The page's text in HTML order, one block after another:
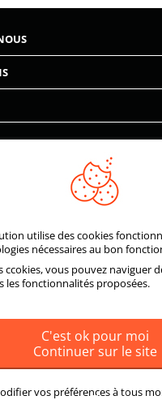
utilise des cookies
nécessaires au bon
ccokies, vous pouvez naviguer
les fonctionnalités proposées.
C'est ok pour moi
Continuer sur le site
vos préférences à tous